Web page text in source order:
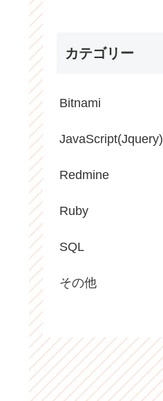
カテゴリー
Bitnami
JavaScript(Jquery)
Redmine
Ruby
SQL
その他